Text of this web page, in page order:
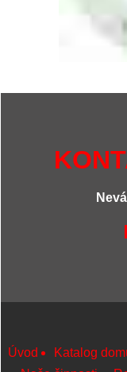
Úvod Katalog